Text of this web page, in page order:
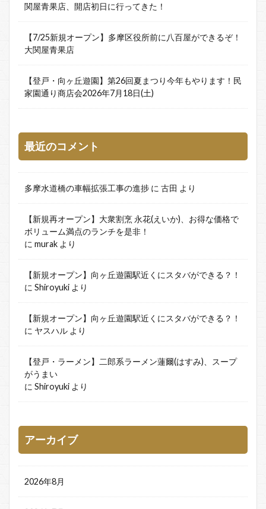
関屋青果店、開店初日に行ってきた！
【7/25新規オープン】多摩区役所前に八百屋ができるぞ！
大関屋青果店
【登戸・向ヶ丘遊園】第26回夏まつり今年もやります！民
家園通り商店会2026年7月18日(土)
最近のコメント
多摩水道橋の車幅拡張工事の進捗 に 古田 より
【新規再オープン】大衆割烹 永花(えいか)、お得な価格で
ボリューム満点のランチを是非！
に murak より
【新規オープン】向ヶ丘遊園駅近くにスタバができる？！
に Shiroyuki より
【新規オープン】向ヶ丘遊園駅近くにスタバができる？！
に ヤスハル より
【登戸・ラーメン】二郎系ラーメン蓮爾(はすみ)、スープ
がうまい
に Shiroyuki より
アーカイブ
2026年8月